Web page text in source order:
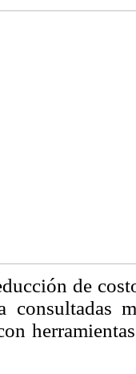
de
consultadas